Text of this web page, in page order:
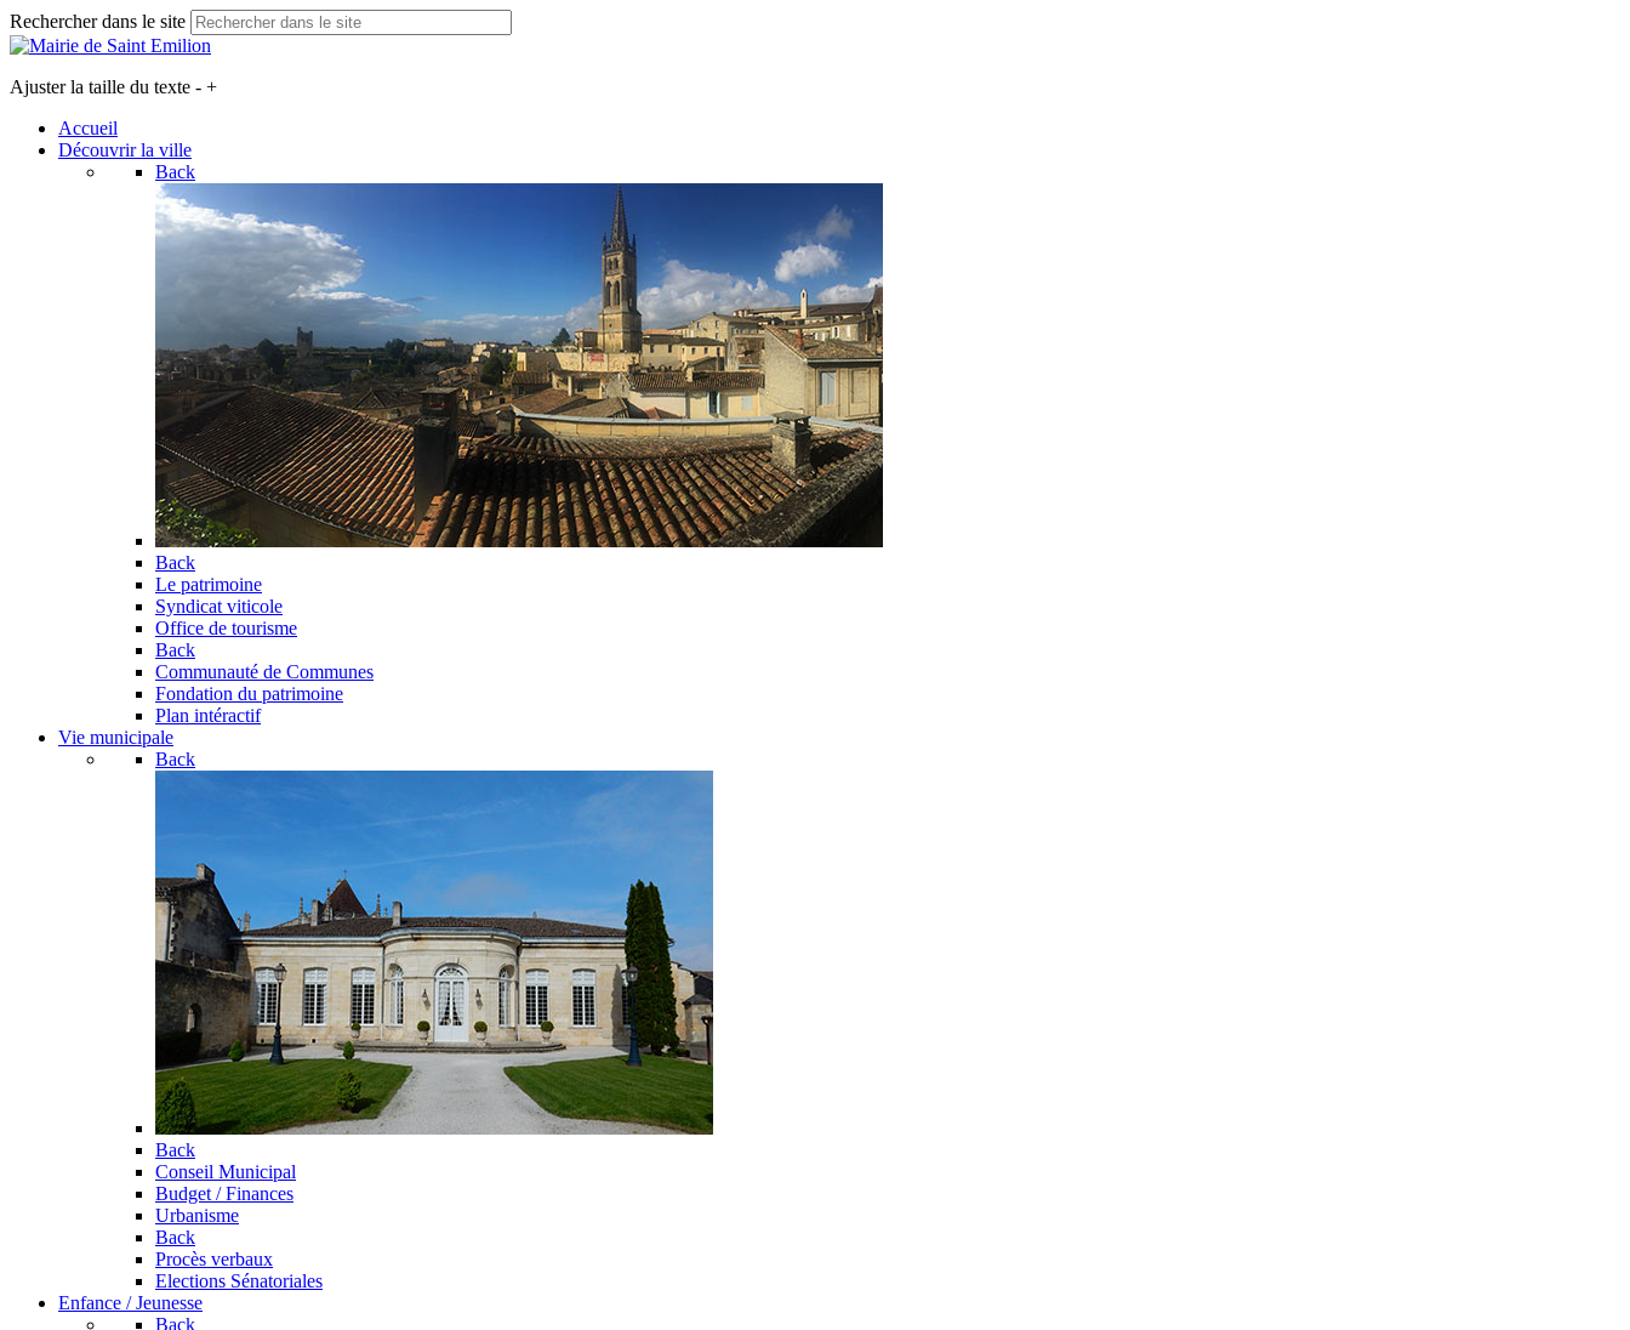
Rechercher dans le site
Ajuster la taille du texte - +
Accueil
Découvrir la ville
Back
Back
Le patrimoine
Syndicat viticole
Office de tourisme
Back
Communauté de Communes
Fondation du patrimoine
Plan intéractif
Vie municipale
Back
Back
Conseil Municipal
Budget / Finances
Urbanisme
Back
Procès verbaux
Elections Sénatoriales
Enfance / Jeunesse
Back